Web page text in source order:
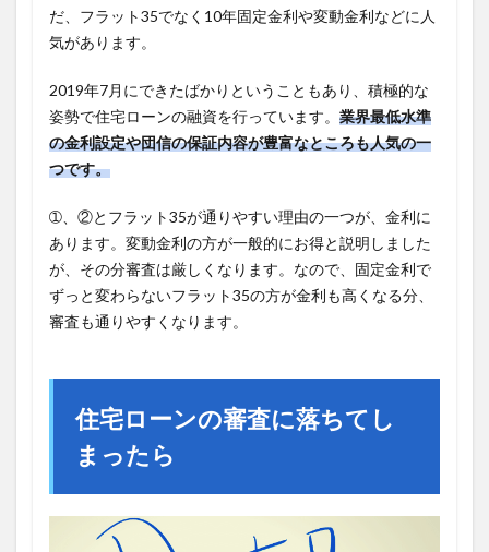
だ、フラット35でなく10年固定金利や変動金利などに人
気があります。
2019年7月にできたばかりということもあり、積極的な
姿勢で住宅ローンの融資を行っています。 業界最低水準
の金利設定や団信の保証内容が豊富なところも人気の一
つです。
➀、②とフラット35が通りやすい理由の一つが、金利に
あります。変動金利の方が一般的にお得と説明しました
が、その分審査は厳しくなります。なので、固定金利で
ずっと変わらないフラット35の方が金利も高くなる分、
審査も通りやすくなります。
住宅ローンの審査に落ちてし
まったら